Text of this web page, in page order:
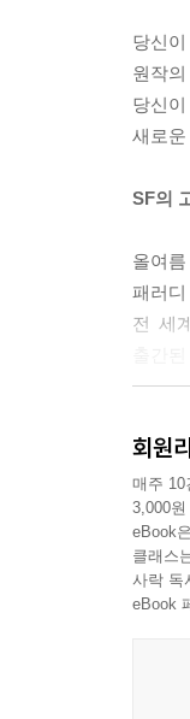
당신
원작
당신
새로
SF의
올여
패러
전 세
개척
대표
무대로
프랑
섬뜩
만나보
회원
매주 10
3,000
eBook
클래스
사락 독
eBook